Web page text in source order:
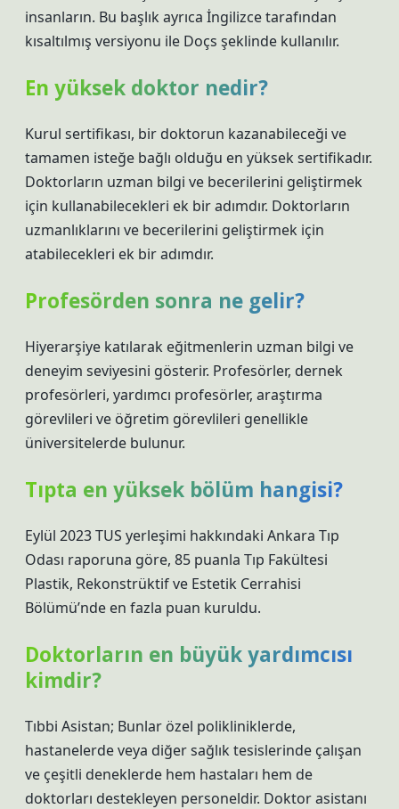
insanların. Bu başlık ayrıca İngilizce tarafından
kısaltılmış versiyonu ile Doçs şeklinde kullanılır.
En yüksek doktor nedir?
Kurul sertifikası, bir doktorun kazanabileceği ve
tamamen isteğe bağlı olduğu en yüksek sertifikadır.
Doktorların uzman bilgi ve becerilerini geliştirmek
için kullanabilecekleri ek bir adımdır. Doktorların
uzmanlıklarını ve becerilerini geliştirmek için
atabilecekleri ek bir adımdır.
Profesörden sonra ne gelir?
Hiyerarşiye katılarak eğitmenlerin uzman bilgi ve
deneyim seviyesini gösterir. Profesörler, dernek
profesörleri, yardımcı profesörler, araştırma
görevlileri ve öğretim görevlileri genellikle
üniversitelerde bulunur.
Tıpta en yüksek bölüm hangisi?
Eylül 2023 TUS yerleşimi hakkındaki Ankara Tıp
Odası raporuna göre, 85 puanla Tıp Fakültesi
Plastik, Rekonstrüktif ve Estetik Cerrahisi
Bölümü’nde en fazla puan kuruldu.
Doktorların en büyük yardımcısı
kimdir?
Tıbbi Asistan; Bunlar özel polikliniklerde,
hastanelerde veya diğer sağlık tesislerinde çalışan
ve çeşitli deneklerde hem hastaları hem de
doktorları destekleyen personeldir. Doktor asistanı